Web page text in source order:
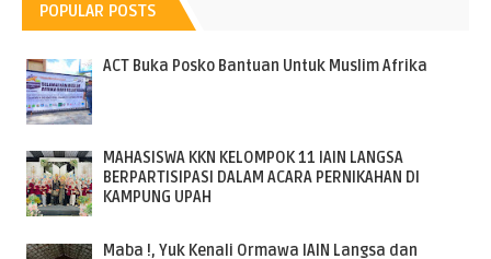
POPULAR POSTS
ACT Buka Posko Bantuan Untuk Muslim Afrika
MAHASISWA KKN KELOMPOK 11 IAIN LANGSA
BERPARTISIPASI DALAM ACARA PERNIKAHAN DI
KAMPUNG UPAH
Maba !, Yuk Kenali Ormawa IAIN Langsa dan